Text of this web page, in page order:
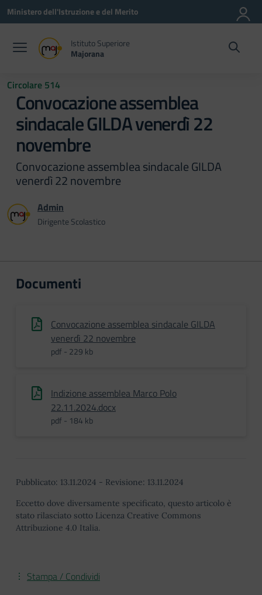
Vai ai contenuti
Vai al menu di navigazione
Vai al footer
Ministero dell'Istruzione e del Merito
Istituto Superiore
Majorana
Circolare 514
Convocazione assemblea
sindacale GILDA venerdì 22
novembre
Convocazione assemblea sindacale GILDA
venerdì 22 novembre
Admin
Dirigente Scolastico
Documenti
Convocazione assemblea sindacale GILDA
venerdì 22 novembre
pdf - 229 kb
Indizione assemblea Marco Polo
22.11.2024.docx
pdf - 184 kb
Pubblicato: 13.11.2024 - Revisione: 13.11.2024
Eccetto dove diversamente specificato, questo articolo è
stato rilasciato sotto Licenza Creative Commons
Attribuzione 4.0 Italia.
Stampa / Condividi